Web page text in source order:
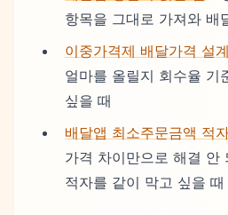
항목을 그대로 가져와 배
이중가격제 배달가격 설
얼마를 올릴지 회수율 기
싶을 때
배달앱 최소주문금액 적
가격 차이만으로 해결 안
적자를 같이 막고 싶을 때